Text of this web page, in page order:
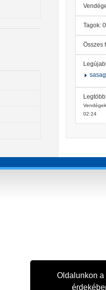
Oldalunkon
Tagok: 0
Összes
02:24